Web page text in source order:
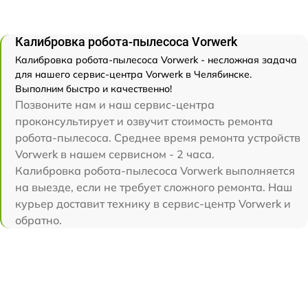
Калибровка робота-пылесоса Vorwerk
Калибровка робота-пылесоса Vorwerk - несложная задача
для нашего сервис-центра Vorwerk в Челябинске.
Выполним быстро и качественно!
Позвоните нам и наш сервис-центра
проконсультирует и озвучит стоимость ремонта
робота-пылесоса. Среднее время ремонта устройств
Vorwerk в нашем сервисном - 2 часа.
Калибровка робота-пылесоса Vorwerk выполняется
на выезде, если не требует сложного ремонта. Наш
курьер доставит технику в сервис-центр Vorwerk и
обратно.